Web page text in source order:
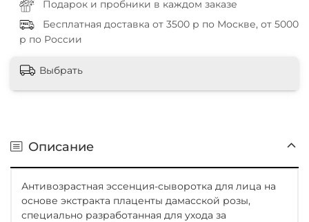
Подарок и пробники в каждом заказе
Бесплатная доставка от 3500 р по Москве, от 5000
р по России
Выбрать
Описание
Антивозрастная эссенция-сыворотка для лица на
основе экстракта плаценты дамасской розы,
специально разработанная для ухода за